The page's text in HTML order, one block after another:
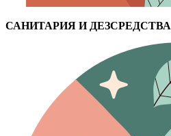
САНИТАРИЯ И ДЕЗСРЕДСТВА